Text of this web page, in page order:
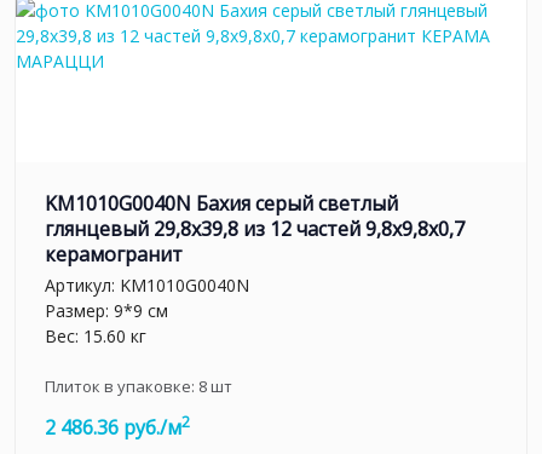
KM1010G0040N Бахия серый светлый
глянцевый 29,8х39,8 из 12 частей 9,8x9,8x0,7
керамогранит
Артикул: KM1010G0040N
Размер: 9*9 см
Вес: 15.60 кг
Плиток в упаковке: 8шт
2 486.36 руб./м2